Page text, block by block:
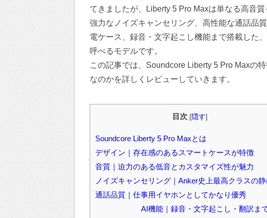
てきましたが、Liberty 5 Pro Maxは単なる高音質
強力なノイズキャンセリング、高性能な通話品
電ケース、録音・文字起こし機能まで搭載した
呼べるモデルです。
この記事では、Soundcore Liberty 5 Pro Maxの
なのかを詳しくレビューしていきます。
目次 [隠す]
Soundcore Liberty 5 Pro Maxとは
デザイン｜存在感のあるスマートケースが特徴
音質｜迫力のある低音とカスタマイズ性が魅力
ノイズキャンセリング｜Anker史上最高クラスの静
通話品質｜仕事用イヤホンとしてかなり優秀
AI機能｜録音・文字起こし・翻訳ま